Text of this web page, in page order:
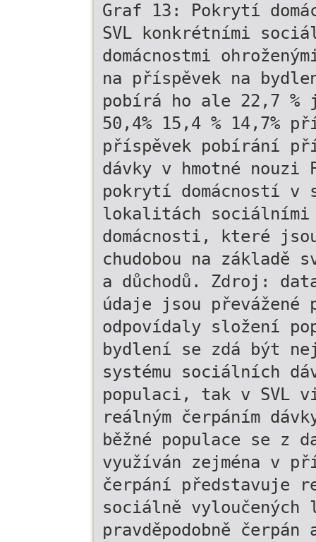
Graf 13: Pokrytí
SVL konkrétními
domácnostmi
na příspěvek na
pobírá ho ale 22,7 %
50,4% 15,4 % 14,7%
příspěvek pobírání
dávky v hmotné
pokrytí domácností v
lokalitách sociálními
domácnosti, které
chudobou na
a důchodů. Zdroj:
údaje jsou převážené
odpovídaly složení
bydlení se zdá být
systému sociálních
populaci, tak v SVL
reálným čerpáním
běžné populace se z
využíván zejména v
čerpání představuje
sociálně
pravděpodobně